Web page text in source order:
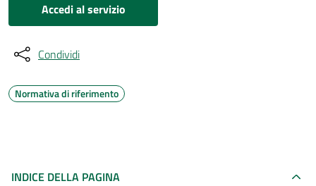
Accedi al servizio
Condividi
Normativa di riferimento
INDICE DELLA PAGINA